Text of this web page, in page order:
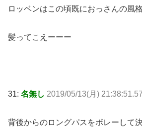
ロッベンはこの頃既におっさんの風
髪ってこえーーー
31: 名無し 2019/05/13(月)
背後からのロングパスをボレーして